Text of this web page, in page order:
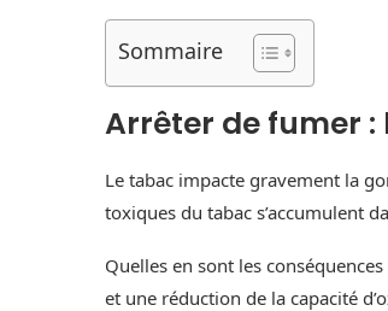
Sommaire
Arrêter de fumer
Le tabac impacte gravement la
toxiques du tabac s’accumulent
Quelles en sont les
et une réduction de la capacité